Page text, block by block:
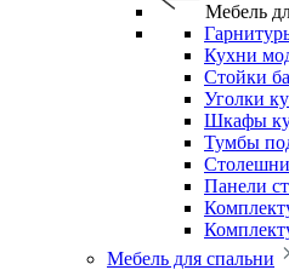
Мебель
Кухни
Стойки
Уголки
Шкафы
Тумбы
Панели
Мебель для спальни